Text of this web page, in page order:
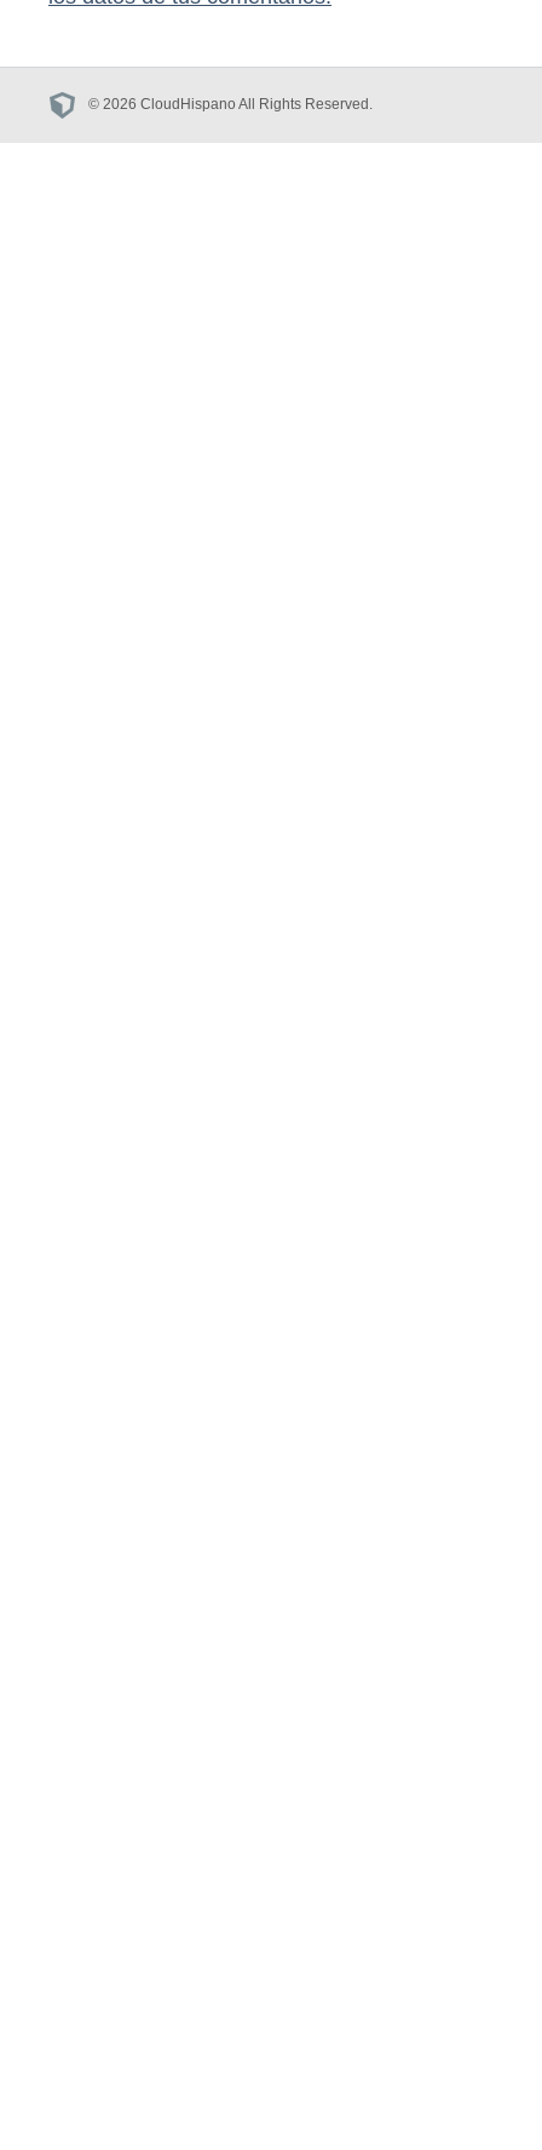
© 2026 CloudHispano All Rights Reserved.